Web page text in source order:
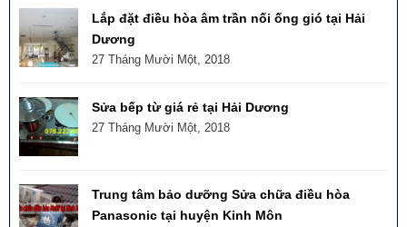
Lắp đặt điều hòa âm trần nối ống gió tại Hải
Dương
27 Tháng Mười Một, 2018
Sửa bếp từ giá rẻ tại Hải Dương
27 Tháng Mười Một, 2018
Trung tâm bảo dưỡng Sửa chữa điều hòa
Panasonic tại huyện Kinh Môn